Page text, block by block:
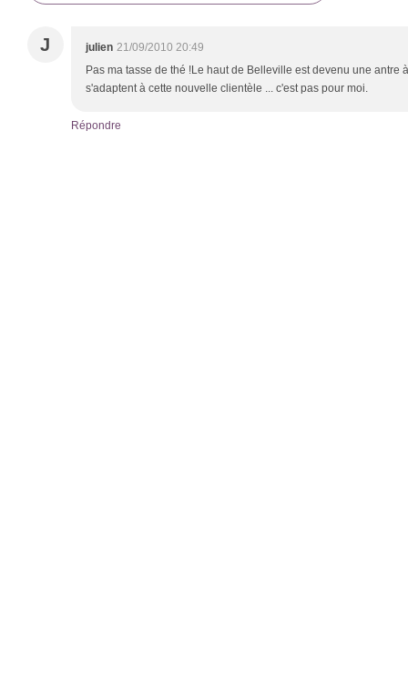
J julien 21/09/2010 20:49
Pas ma tasse de thé !Le haut de Belleville est devenu une antre
s'adaptent à cette nouvelle clientèle ... c'est pas pour moi.
Répondre